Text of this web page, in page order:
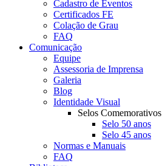
Cadastro de Eventos
Certificados FE
Colação de Grau
FAQ
Comunicação
Equipe
Assessoria de Imprensa
Galeria
Blog
Identidade Visual
Selos Comemorativos
Selo 50 anos
Selo 45 anos
Normas e Manuais
FAQ